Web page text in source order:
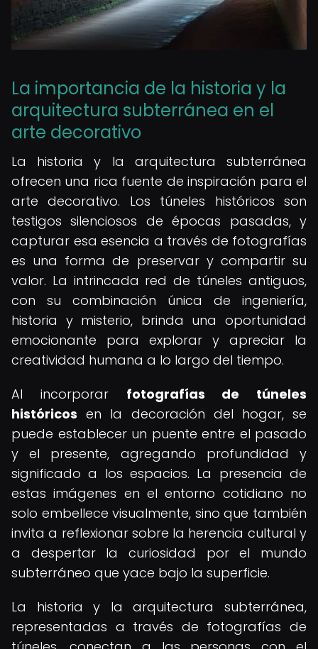
La importancia de la historia y la
arquitectura subterránea en el
arte decorativo
La historia y la arquitectura subterránea
ofrecen una rica fuente de inspiración para el
arte decorativo. Los túneles históricos son
testigos silenciosos de épocas pasadas, y
capturar esa esencia a través de fotografías
es una forma de preservar y compartir su
valor. La intrincada red de túneles antiguos,
con su combinación única de ingeniería,
historia y misterio, brinda una oportunidad
emocionante para explorar y apreciar la
creatividad humana a lo largo del tiempo.
Al incorporar fotografías de túneles
históricos en la decoración del hogar, se
puede establecer un puente entre el pasado
y el presente, agregando profundidad y
significado a los espacios. La presencia de
estas imágenes en el entorno cotidiano no
solo embellece visualmente, sino que también
invita a reflexionar sobre la herencia cultural y
a despertar la curiosidad por el mundo
subterráneo que yace bajo la superficie.
La historia y la arquitectura subterránea,
representadas a través de fotografías de